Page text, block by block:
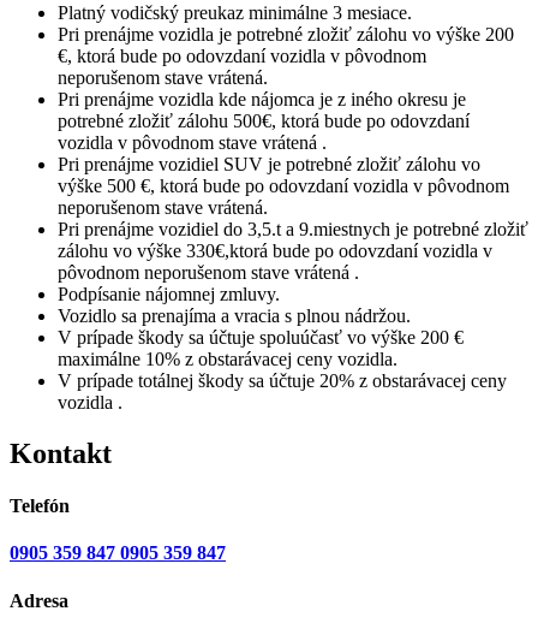
Platný vodičský preukaz minimálne 3 mesiace.
Pri prenájme vozidla je potrebné zložiť zálohu vo výške 200
€, ktorá bude po odovzdaní vozidla v pôvodnom
neporušenom stave vrátená.
Pri prenájme vozidla kde nájomca je z iného okresu je
potrebné zložiť zálohu 500€, ktorá bude po odovzdaní
vozidla v pôvodnom stave vrátená .
Pri prenájme vozidiel SUV je potrebné zložiť zálohu vo
výške 500 €, ktorá bude po odovzdaní vozidla v pôvodnom
neporušenom stave vrátená.
Pri prenájme vozidiel do 3,5.t a 9.miestnych je potrebné zložiť
zálohu vo výške 330€,ktorá bude po odovzdaní vozidla v
pôvodnom neporušenom stave vrátená .
Podpísanie nájomnej zmluvy.
Vozidlo sa prenajíma a vracia s plnou nádržou.
V prípade škody sa účtuje spoluúčasť vo výške 200 €
maximálne 10% z obstarávacej ceny vozidla.
V prípade totálnej škody sa účtuje 20% z obstarávacej ceny
vozidla .
Kontakt
Telefón
0905 359 847 0905 359 847
Adresa